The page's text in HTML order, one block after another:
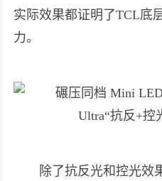
实际效果都证明了TCL底
力。
除了抗反光和控光效